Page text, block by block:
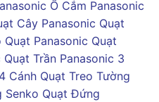
Ổ Cắm Panasonic
Cây Panasonic Quạt
Quạt Panasonic Quạt
Quạt Trần Panasonic 3
Cánh Quạt Treo Tường
Senko Quạt Đứng